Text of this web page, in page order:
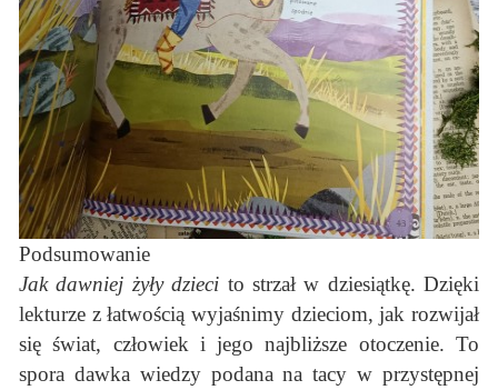
Podsumowanie
Jak dawniej żyły dzieci to strzał w dziesiątkę. Dzięki
lekturze z łatwością wyjaśnimy dzieciom, jak rozwijał
się świat, człowiek i jego najbliższe otoczenie. To
spora dawka wiedzy podana na tacy w przystępnej